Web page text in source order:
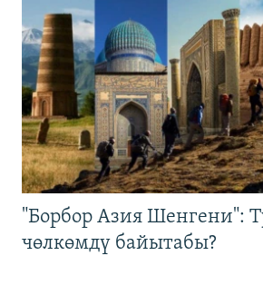
"Борбор Азия Шенгени":
чөлкөмдү байытабы?